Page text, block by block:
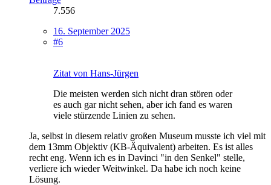
7.556
16. September 2025
#6
Zitat von Hans-Jürgen
Die meisten werden sich nicht dran stören oder
es auch gar nicht sehen, aber ich fand es waren
viele stürzende Linien zu sehen.
Ja, selbst in diesem relativ großen Museum musste ich viel mit
dem 13mm Objektiv (KB-Äquivalent) arbeiten. Es ist alles
recht eng. Wenn ich es in Davinci "in den Senkel" stelle,
verliere ich wieder Weitwinkel. Da habe ich noch keine
Lösung.